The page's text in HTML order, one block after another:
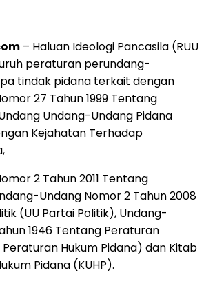
– Haluan Ideologi Pancasila (RUU
peraturan perundang-
tindak pidana terkait dengan
27 Tahun 1999 Tentang
Undang-Undang Pidana
Kejahatan Terhadap
2 Tahun 2011 Tentang
Undang Nomor 2 Tahun 2008
(UU Partai Politik), Undang-
1946 Tentang Peraturan
Peraturan Hukum Pidana) dan Kitab
Pidana (KUHP).